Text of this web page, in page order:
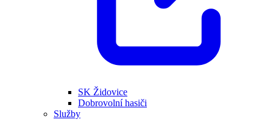
SK Židovice
Dobrovolní hasiči
Služby